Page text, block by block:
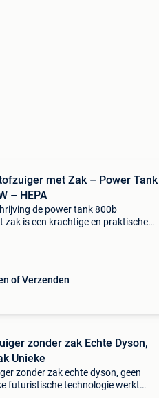
met Zak – Power Tank
– HEPA
de power tank 800b
zak is een krachtige en praktische
of Verzenden
zonder zak Echte Dyson,
Unieke
zonder zak echte dyson, geen
futuristische technologie werkt